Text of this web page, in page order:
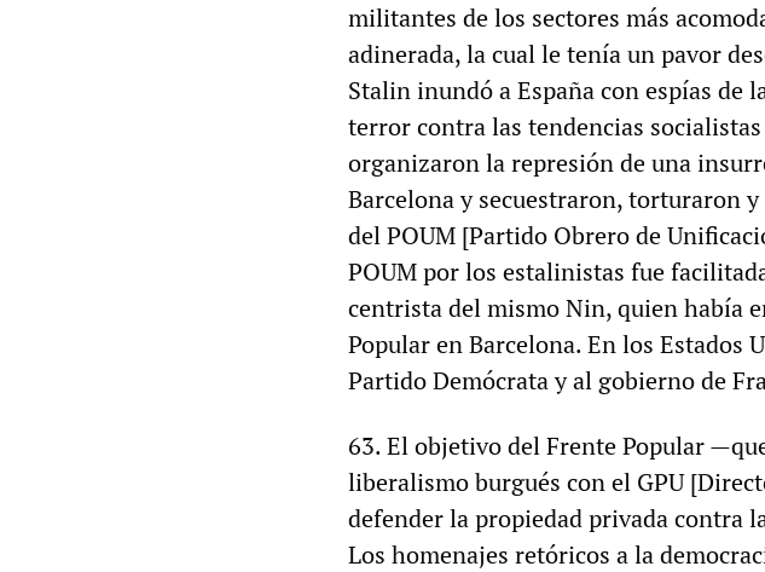
militantes de los sectores más
adinerada, la cual le tenía un pavor
Stalin inundó a España con espías de
terror contra las tendencias
organizaron la represión de una
Barcelona y secuestraron, torturaron
del POUM [Partido Obrero de
POUM por los estalinistas fue
centrista del mismo Nin, quien había
Popular en Barcelona. En los Estados
Partido Demócrata y al gobierno de
63. El objetivo del Frente Popular
liberalismo burgués con el GPU
defender la propiedad privada contra
Los homenajes retóricos a la